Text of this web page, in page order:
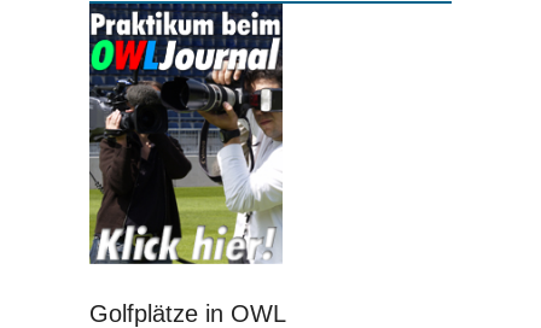
Golfplätze in OWL